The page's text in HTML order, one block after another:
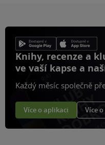
Knihy, recenze a
ve vaší kapse a
Každý měsíc společně
Více o aplikaci Více